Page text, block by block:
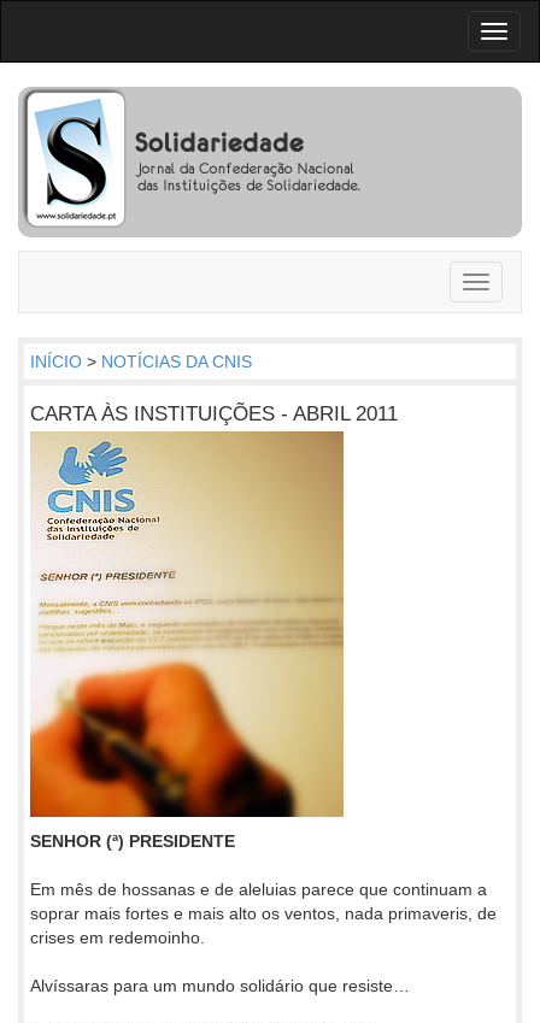
Toggle
INÍCIO > NOTÍCIAS DA CNIS
CARTA ÀS INSTITUIÇÕES - ABRIL 2011
SENHOR (ª) PRESIDENTE
Em mês de hossanas e de aleluias parece que continuam a
soprar mais fortes e mais alto os ventos, nada primaveris, de
crises em redemoinho.
Alvíssaras para um mundo solidário que resiste…